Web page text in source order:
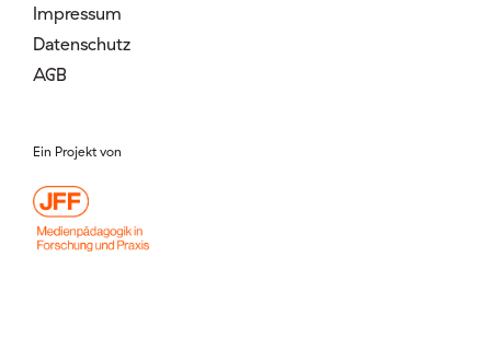
Impressum
Datenschutz
AGB
Ein Projekt von